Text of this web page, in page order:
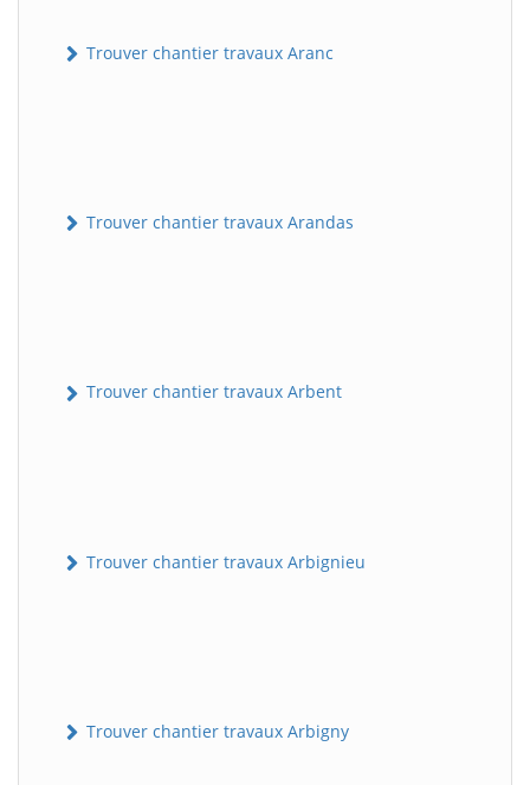
Trouver chantier travaux Aranc
Trouver chantier travaux Arandas
Trouver chantier travaux Arbent
Trouver chantier travaux Arbignieu
Trouver chantier travaux Arbigny